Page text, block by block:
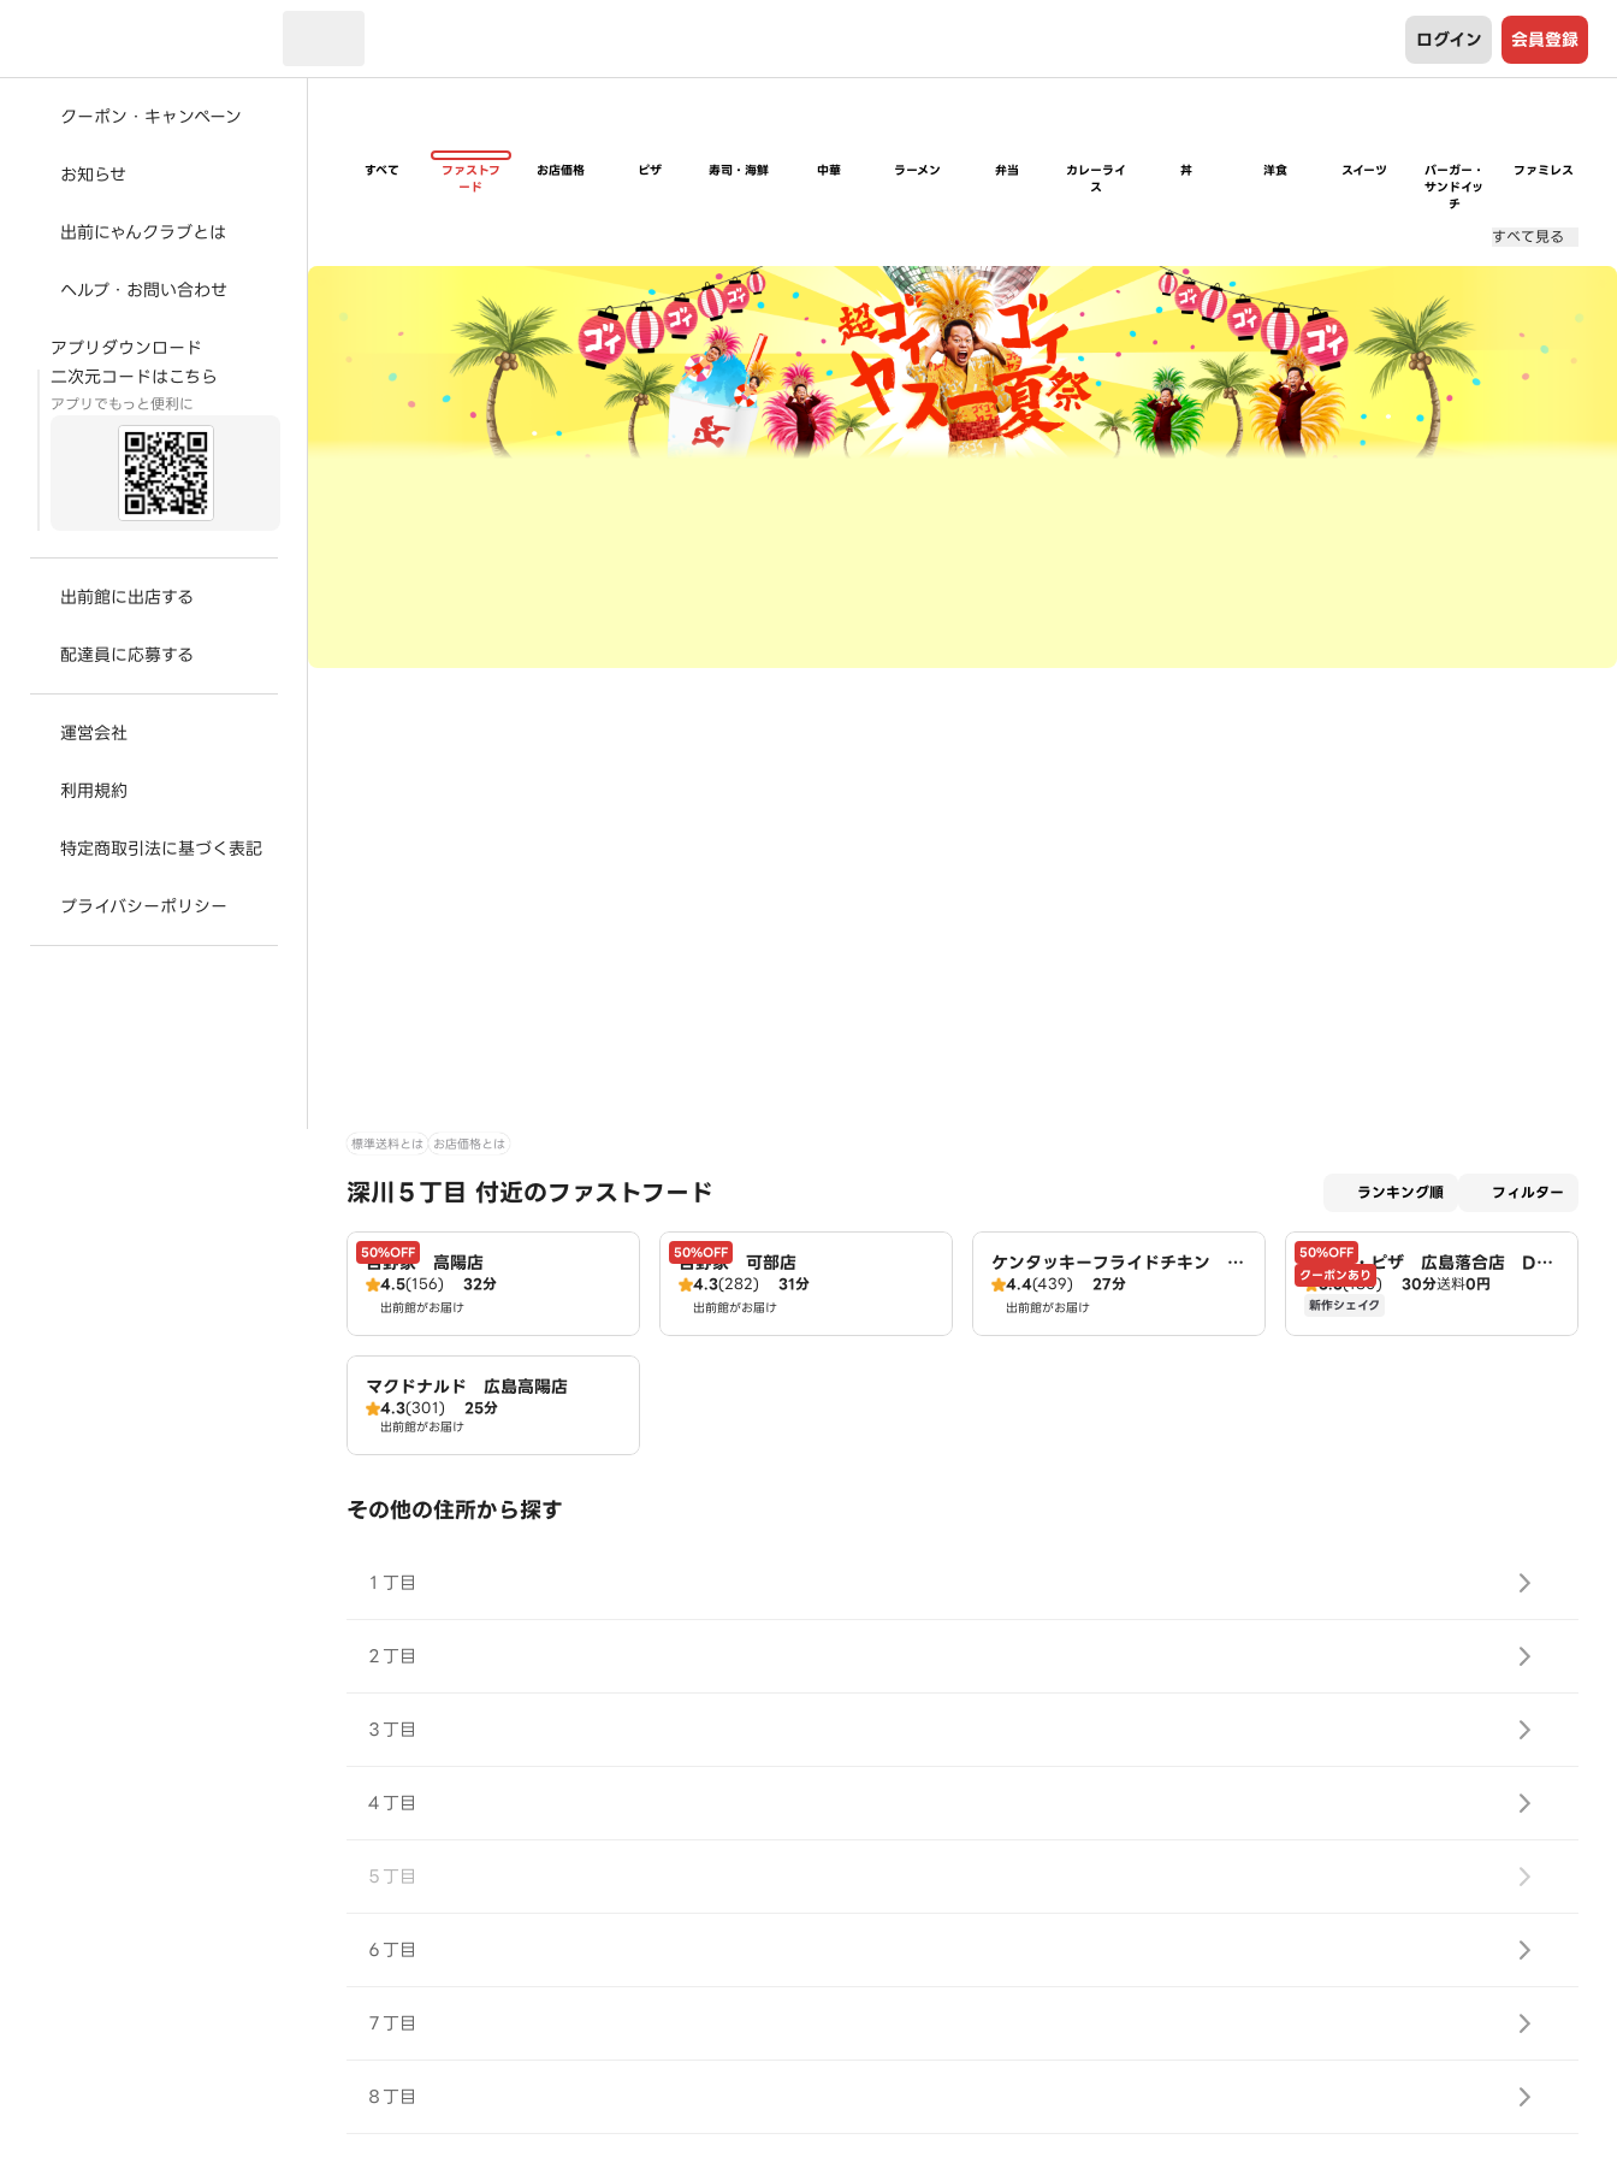
ログイン 会員登録
クーポン・キャンペーン
お知らせ
出前にゃんクラブとは
ヘルプ・お問い合わせ
アプリダウンロード
二次元コードはこちら
アプリでもっと便利に
出前館に出店する
配達員に応募する
運営会社
利用規約
特定商取引法に基づく表記
プライバシーポリシー
すべて
ファストフ
ード
お店価格 ピザ 寿司・海鮮 中華 ラーメン 弁当
カレーライ
ス
丼 洋食 スイーツ
バーガー・
サンドイッ
チ
ファミレス
すべて見る
超ゴイゴイヤスー夏祭
標準送料とは お店価格とは
深川５丁目 付近のファストフード ランキング順 フィルター
50%OFF
吉野家 高陽店
4.5(156) 32分
出前館がお届け
50%OFF
吉野家 可部店
4.3(282) 31分
出前館がお届け
ケンタッキーフライドチキン 広
島八木店
4.4(439) 27分
出前館がお届け
50%OFF
クーポンあり
ドミノ・ピザ 広島落合店 Do
mino's
3.3(180) 30分送料0円
新作シェイク
マクドナルド 広島高陽店
4.3(301) 25分
出前館がお届け
その他の住所から探す
１丁目
２丁目
３丁目
４丁目
５丁目
６丁目
７丁目
８丁目